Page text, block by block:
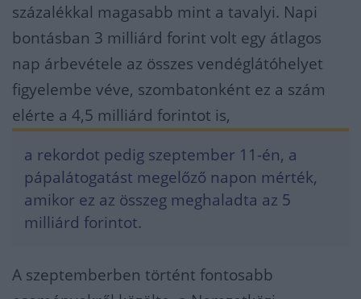
százalékkal magasabb mint a tavalyi. Napi
bontásban 3 milliárd forint volt egy átlagos
nap árbevétele az összes vendéglátóhelyet
figyelembe véve, szombatonként ez a szám
elérte a 4,5 milliárd forintot is,
a rekordot pedig szeptember 11-én, a
pápalátogatást megelőző napon mérték,
amikor ez az összeg meghaladta az 5
milliárd forintot.
A szeptemberben történt fontosabb